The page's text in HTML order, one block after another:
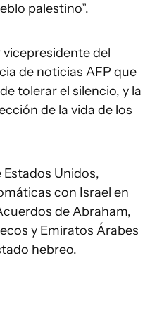
palestino”.
del
de noticias AFP que
tolerar el silencio, y la
de la vida de los
Unidos,
con Israel en
de Abraham,
y Emiratos Árabes
hebreo.